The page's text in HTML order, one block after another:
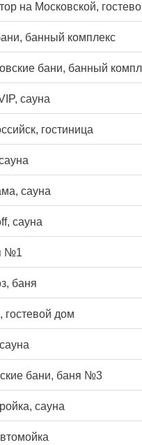
на Московской,
банный комплекс
бани, банный
сауна
гостиница
сауна
сауна
№1
баня
гостевой дом
бани, баня №3
сауна